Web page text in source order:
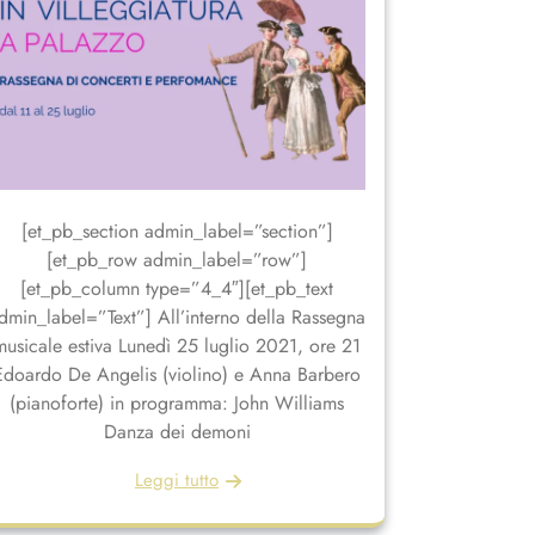
[et_pb_section admin_label=”section”]
[et_pb_row admin_label=”row”]
[et_pb_column type=”4_4″][et_pb_text
All’interno della Rassegna
estiva Lunedì 25 luglio 2021, ore 21
De Angelis (violino) e Anna Barbero
(pianoforte) in programma: John Williams
Danza dei demoni
Leggi tutto